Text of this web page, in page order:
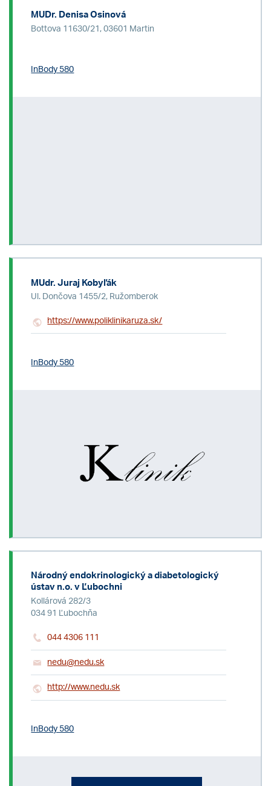
MUDr. Denisa Osinová
Bottova 11630/21, 03601 Martin
InBody 580
MUdr. Juraj Kobyľák
Ul. Dončova 1455/2, Ružomberok
https://www.poliklinikaruza.sk/
InBody 580
Národný endokrinologický a diabetologický
ústav n.o. v Ľubochni
Kollárová 282/3
034 91 Ľubochňa
044 4306 111
nedu@nedu.sk
http://www.nedu.sk
InBody 580